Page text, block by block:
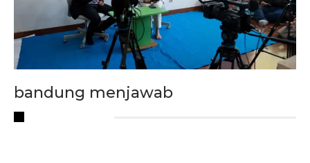
bandung menjawab